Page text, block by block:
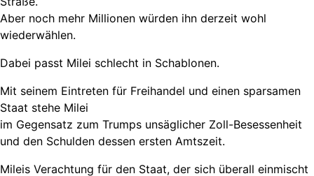
Aber noch mehr Millionen würden ihn derzeit wohl
wiederwählen.
Dabei passt Milei schlecht in Schablonen.
Mit seinem Eintreten für Freihandel und einen sparsamen
Staat stehe Milei
im Gegensatz zum Trumps unsäglicher Zoll-Besessenheit
und den Schulden dessen ersten Amtszeit.
Mileis Verachtung für den Staat, der sich überall einmischt